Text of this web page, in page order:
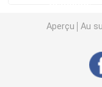
Aperçu Au